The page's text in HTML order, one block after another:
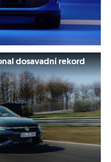
dosavadní rekord